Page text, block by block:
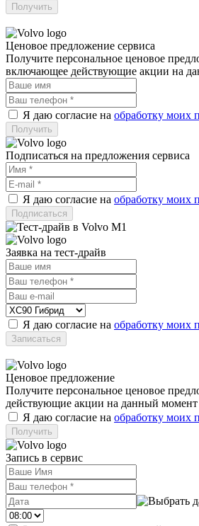
Ценовое предложение сервиса
Получите персональное ценовое
включающее действующие акции на
Я даю согласие на обработку моих
Подписаться на предложения сервиса
Я даю согласие на обработку моих
Заявка на тест-драйв
Я даю согласие на обработку моих
Ценовое предложение
Получите персональное ценовое
действующие акции на данный момент
Я даю согласие на обработку моих
Запись в сервис